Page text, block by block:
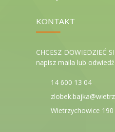
KONTAKT
CHCESZ DOWIEDZIEĆ
napisz maila lub
14 600 13 04
Wietrzychowice 190